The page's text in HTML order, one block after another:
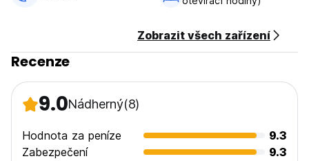
Zobrazit všech zařízení
Recenze
9.0Nádherný(8)
Hodnota za peníze
9.3
Zabezpečení
9.3